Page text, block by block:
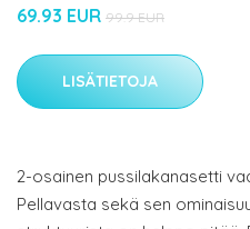
69.93 EUR 99.9 EUR
LISÄTIETOJA
2-osainen pussilakanasetti
Pellavasta sekä sen